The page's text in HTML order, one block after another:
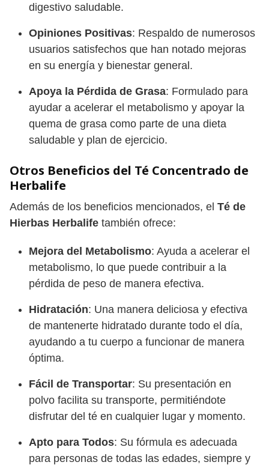
digestivo saludable.
Opiniones Positivas: Respaldo de numerosos
usuarios satisfechos que han notado mejoras
en su energía y bienestar general.
Apoya la Pérdida de Grasa: Formulado para
ayudar a acelerar el metabolismo y apoyar la
quema de grasa como parte de una dieta
saludable y plan de ejercicio.
Otros Beneficios del Té Concentrado de
Herbalife
Además de los beneficios mencionados, el Té de
Hierbas Herbalife también ofrece:
Mejora del Metabolismo: Ayuda a acelerar el
metabolismo, lo que puede contribuir a la
pérdida de peso de manera efectiva.
Hidratación: Una manera deliciosa y efectiva
de mantenerte hidratado durante todo el día,
ayudando a tu cuerpo a funcionar de manera
óptima.
Fácil de Transportar: Su presentación en
polvo facilita su transporte, permitiéndote
disfrutar del té en cualquier lugar y momento.
Apto para Todos: Su fórmula es adecuada
para personas de todas las edades, siempre y